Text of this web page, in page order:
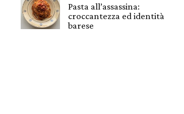
Pasta all’assassina:
croccantezza ed identità
barese